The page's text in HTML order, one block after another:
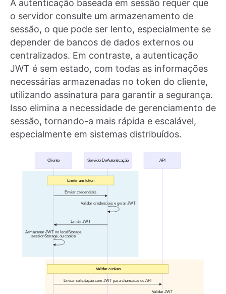
A autenticação baseada em sessão requer que
o servidor consulte um armazenamento de
sessão, o que pode ser lento, especialmente se
depender de bancos de dados externos ou
centralizados. Em contraste, a autenticação
JWT é sem estado, com todas as informações
necessárias armazenadas no token do cliente,
utilizando assinatura para garantir a segurança.
Isso elimina a necessidade de gerenciamento de
sessão, tornando-a mais rápida e escalável,
especialmente em sistemas distribuídos.